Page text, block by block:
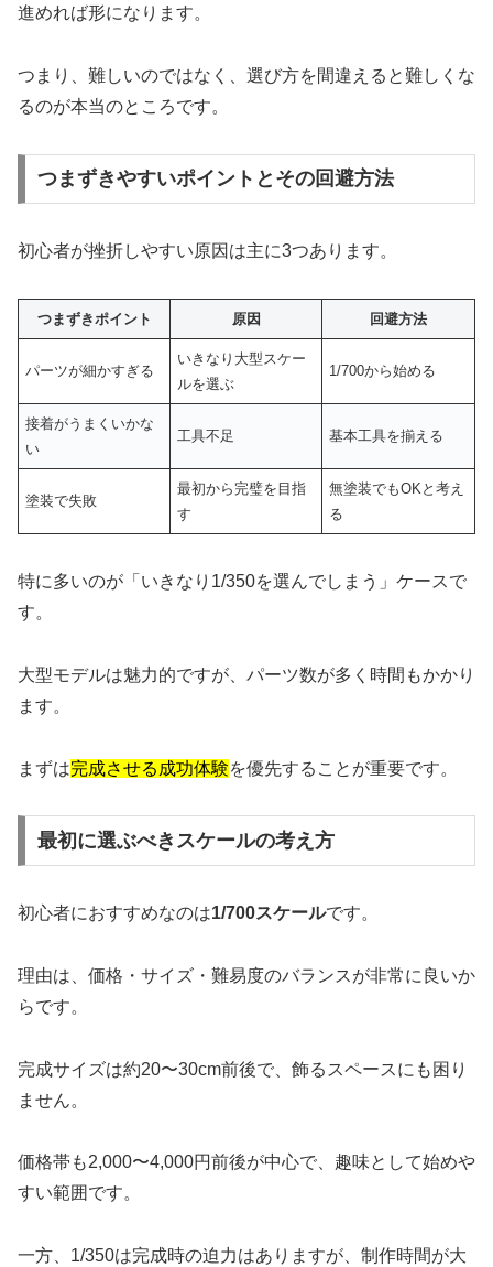
進めれば形になります。
つまり、難しいのではなく、選び方を間違えると難しくな
るのが本当のところです。
つまずきやすいポイントとその回避方法
初心者が挫折しやすい原因は主に3つあります。
つまずきポイント 原因 回避方法
パーツが細かすぎる
いきなり大型スケー
ルを選ぶ
1/700から始める
接着がうまくいかな
い
工具不足 基本工具を揃える
塗装で失敗
最初から完璧を目指
す
無塗装でもOKと考え
る
特に多いのが「いきなり1/350を選んでしまう」ケースで
す。
大型モデルは魅力的ですが、パーツ数が多く時間もかかり
ます。
まずは完成させる成功体験を優先することが重要です。
最初に選ぶべきスケールの考え方
初心者におすすめなのは1/700スケールです。
理由は、価格・サイズ・難易度のバランスが非常に良いか
らです。
完成サイズは約20〜30cm前後で、飾るスペースにも困り
ません。
価格帯も2,000〜4,000円前後が中心で、趣味として始めや
すい範囲です。
一方、1/350は完成時の迫力はありますが、制作時間が大